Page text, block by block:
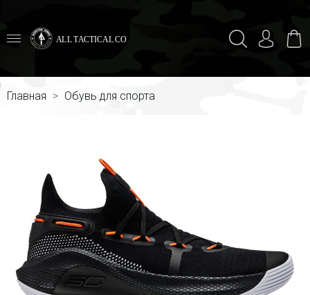
ALL TACTICAL COMBAT
Главная Обувь для спорта